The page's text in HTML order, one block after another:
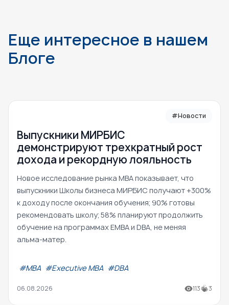
Еще интересное в нашем
Блоге
#Новости
Выпускники МИРБИС
демонстрируют трехкратный рост
дохода и рекордную лояльность
Новое исследование рынка MBA показывает, что
выпускники Школы бизнеса МИРБИС получают +300%
к доходу после окончания обучения; 90% готовы
рекомендовать школу; 58% планируют продолжить
обучение на программах EMBA и DBA, не меняя
альма-матер.
#МВА #Executive MBA #DBA
06.08.2026 113 3